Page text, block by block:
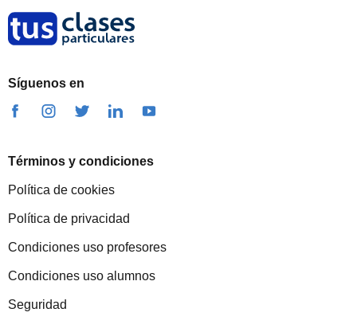
Síguenos en
Términos y condiciones
Política de cookies
Política de privacidad
Condiciones uso profesores
Condiciones uso alumnos
Seguridad